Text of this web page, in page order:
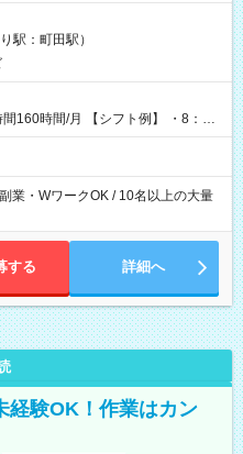
駅：町田駅）
シフト例】 ・8：00
業・WワークOK / 10名以上の大量
する 詳細へ
経験OK！作業はカン